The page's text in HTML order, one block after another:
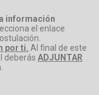
información
el enlace
por ti. Al final de este
deberás ADJUNTAR